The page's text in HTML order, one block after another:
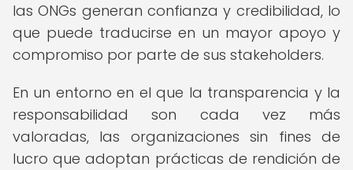
las ONGs generan confianza y credibilidad, lo
que puede traducirse en un mayor apoyo y
compromiso por parte de sus stakeholders.
En un entorno en el que la transparencia y la
responsabilidad son cada vez más
valoradas, las organizaciones sin fines de
lucro que adoptan prácticas de rendición de